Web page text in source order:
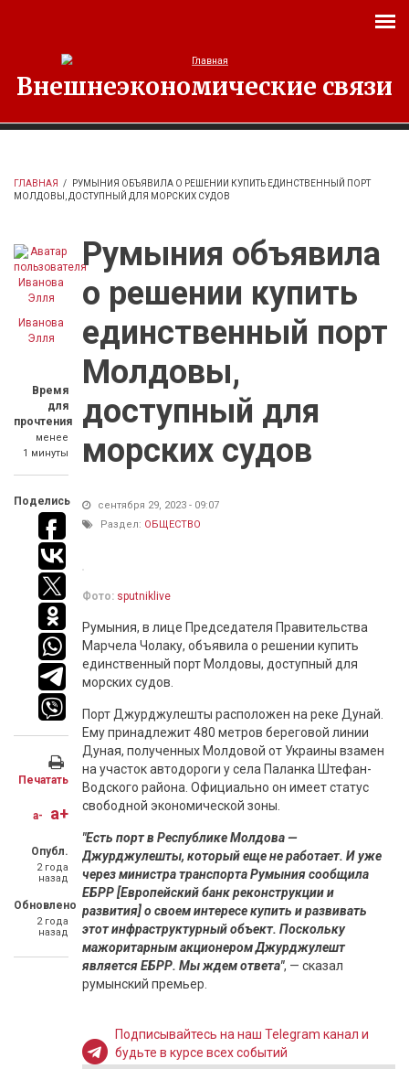
Внешнеэкономические связи
ГЛАВНАЯ /
РУМЫНИЯ ОБЪЯВИЛА О РЕШЕНИИ КУПИТЬ ЕДИНСТВЕННЫЙ ПОРТ
МОЛДОВЫ, ДОСТУПНЫЙ ДЛЯ МОРСКИХ СУДОВ
Иванова
Элля
Время
для
прочтения
менее
1 минуты
Поделись
Печатать
a- a+
Опубл.
2 года
назад
Обновлено
2 года
назад
Румыния объявила
о решении купить
единственный порт
Молдовы,
доступный для
морских судов
сентября 29, 2023 - 09:07
Раздел: ОБЩЕСТВО
Фото: sputniklive
Румыния, в лице Председателя Правительства
Марчела Чолаку, объявила о решении купить
единственный порт Молдовы, доступный для
морских судов.
Порт Джурджулешты расположен на реке Дунай.
Ему принадлежит 480 метров береговой линии
Дуная, полученных Молдовой от Украины взамен
на участок автодороги у села Паланка Штефан-
Водского района. Официально он имеет статус
свободной экономической зоны.
"Есть порт в Республике Молдова —
Джурджулешты, который еще не работает. И уже
через министра транспорта Румыния сообщила
ЕБРР [Европейский банк реконструкции и
развития] о своем интересе купить и развивать
этот инфраструктурный объект. Поскольку
мажоритарным акционером Джурджулешт
является ЕБРР. Мы ждем ответа", — сказал
румынский премьер.
Подписывайтесь на наш Telegram канал и
будьте в курсе всех событий